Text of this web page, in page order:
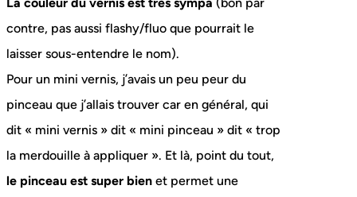
La couleur du vernis est très sympa (bon par
contre, pas aussi flashy/fluo que pourrait le
laisser sous-entendre le nom).
Pour un mini vernis, j’avais un peu peur du
pinceau que j’allais trouver car en général, qui
dit « mini vernis » dit « mini pinceau » dit « trop
la merdouille à appliquer ». Et là, point du tout,
le pinceau est super bien et permet une